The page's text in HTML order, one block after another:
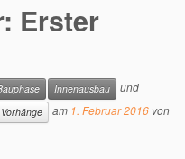
Erster
Innenausbau
und
Vorhänge am 1. Februar 2016 von